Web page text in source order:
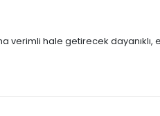
hale getirecek dayanıklı,